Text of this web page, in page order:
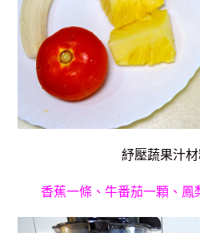
紓壓蔬果汁材
香蕉一條、牛番茄一顆、鳳